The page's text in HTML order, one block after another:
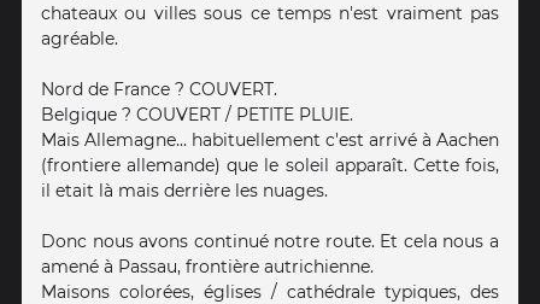
chateaux ou villes sous ce temps n'est vraiment pas
agréable.
Nord de France ? COUVERT.
Belgique ? COUVERT / PETITE PLUIE.
Mais Allemagne... habituellement c'est arrivé à Aachen
(frontiere allemande) que le soleil apparaît. Cette fois,
il etait là mais derrière les nuages.
Donc nous avons continué notre route. Et cela nous a
amené à Passau, frontière autrichienne.
Maisons colorées, églises / cathédrale typiques, des